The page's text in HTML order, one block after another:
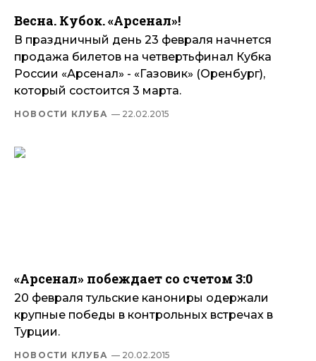
Весна. Кубок. «Арсенал»!
В праздничный день 23 февраля начнется
продажа билетов на четвертьфинал Кубка
России «Арсенал» - «Газовик» (Оренбург),
который состоится 3 марта.
НОВОСТИ КЛУБА — 22.02.2015
«Арсенал» побеждает со счетом 3:0
20 февраля тульские канониры одержали
крупные победы в контрольных встречах в
Турции.
НОВОСТИ КЛУБА — 20.02.2015